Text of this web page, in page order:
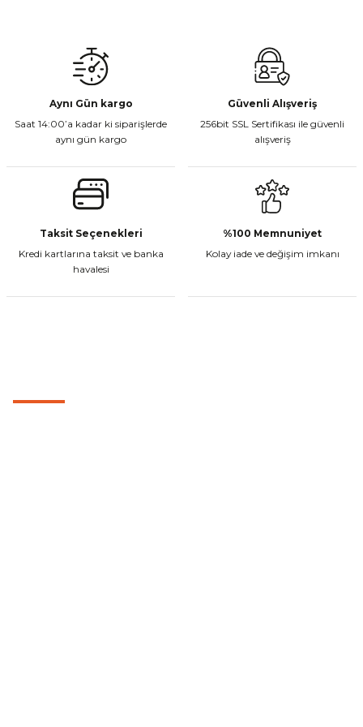
Aynı Gün kargo
Saat 14:00’a kadar ki siparişlerde
aynı gün kargo
Güvenli Alışveriş
256bit SSL Sertifikası ile güvenli
alışveriş
Taksit Seçenekleri
Kredi kartlarına taksit ve banka
havalesi
%100 Memnuniyet
Kolay iade ve değişim imkanı